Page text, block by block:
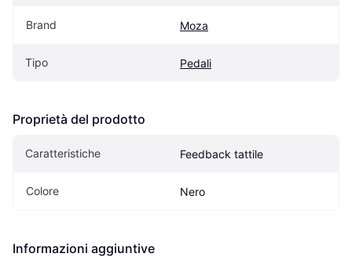
Brand Moza
Tipo Pedali
Proprietà del prodotto
Caratteristiche Feedback tattile
Colore Nero
Informazioni aggiuntive